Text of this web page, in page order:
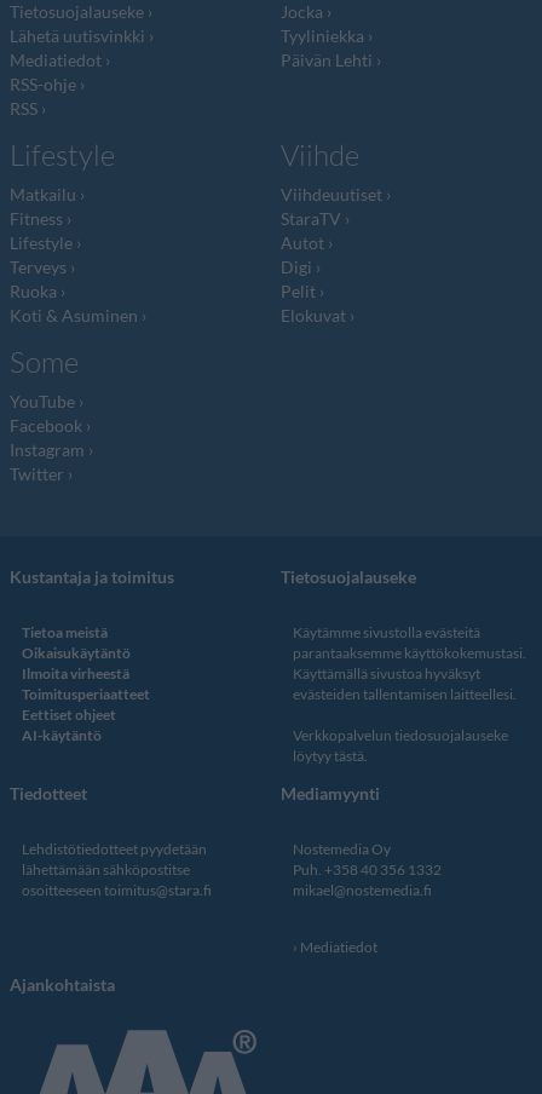
Tietosuojalauseke
Lähetä uutisvinkki
Mediatiedot
RSS-ohje
RSS
Jocka
Tyyliniekka
Päivän Lehti
Lifestyle
Matkailu
Fitness
Lifestyle
Terveys
Ruoka
Koti & Asuminen
Viihde
Viihdeuutiset
StaraTV
Autot
Digi
Pelit
Elokuvat
Some
YouTube
Facebook
Instagram
Twitter
Kustantaja ja toimitus
Tietoa meistä
Oikaisukäytäntö
Ilmoita virheestä
Toimitusperiaatteet
Eettiset ohjeet
AI-käytäntö
Tietosuojalauseke
Käytämme sivustolla evästeitä
parantaaksemme käyttökokemustasi.
Käyttämällä sivustoa hyväksyt
evästeiden tallentamisen laitteellesi.
Verkkopalvelun tiedosuojalauseke
löytyy tästä.
Tiedotteet
Lehdistötiedotteet pyydetään
lähettämään sähköpostitse
osoitteeseen toimitus@stara.fi
Mediamyynti
Nostemedia Oy
Puh. +358 40 356 1332
mikael@nostemedia.fi
Mediatiedot
Ajankohtaista